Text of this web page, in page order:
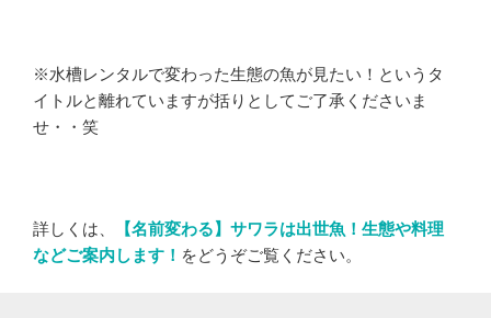
※水槽レンタルで変わった生態の魚が見たい！というタ
イトルと離れていますが括りとしてご了承くださいま
せ・・笑
詳しくは、
【名前変わる】サワラは出世魚！生態や料理
などご案内します！ をどうぞご覧ください。